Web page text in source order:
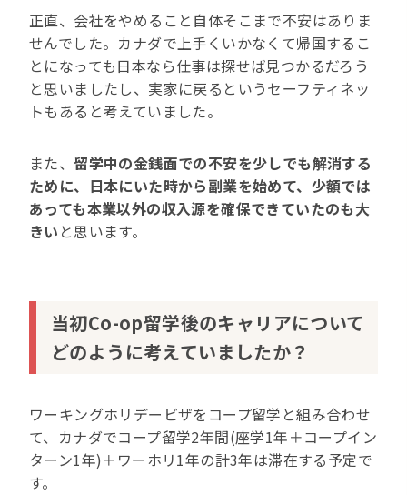
正直、会社をやめること自体そこまで不安はありま
せんでした。カナダで上手くいかなくて帰国するこ
とになっても日本なら仕事は探せば見つかるだろう
と思いましたし、実家に戻るというセーフティネッ
トもあると考えていました。
また、 留学中の金銭面での不安を少しでも解消する
ために、日本にいた時から副業を始めて、少額では
あっても本業以外の収入源を確保できていたのも大
きい と思います。
当初Co-op留学後のキャリアについて
どのように考えていましたか？
ワーキングホリデービザをコープ留学と組み合わせ
て、カナダでコープ留学2年間(座学1年＋コープイン
ターン1年)＋ワーホリ1年の計3年は滞在する予定で
す。